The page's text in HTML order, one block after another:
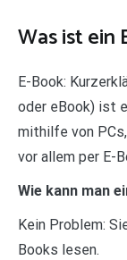
Was ist
E-Book:
oder eBook) ist
mithilfe von
vor allem per E-
Wie kann man
Kein Problem:
Books lesen.